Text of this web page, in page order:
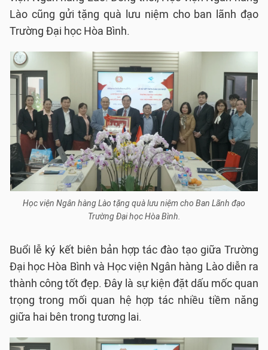
Lào cũng gửi tặng quà lưu niệm cho ban lãnh đạo
Trường Đại học Hòa Bình.
Học viện Ngân hàng Lào tặng quà lưu niệm cho Ban Lãnh đạo
Trường Đại học Hòa Bình.
Buổi lễ ký kết biên bản hợp tác đào tạo giữa Trường
Đại học Hòa Bình và Học viện Ngân hàng Lào diễn ra
thành công tốt đẹp. Đây là sự kiện đặt dấu mốc quan
trọng trong mối quan hệ hợp tác nhiều tiềm năng
giữa hai bên trong tương lai.